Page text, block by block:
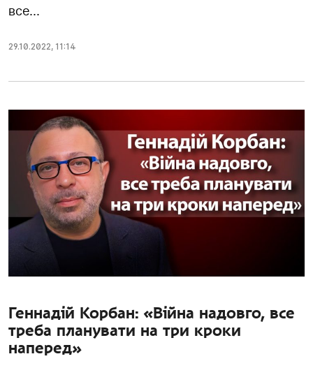
все...
29.10.2022, 11:14
Геннадій Корбан: «Війна надовго, все
треба планувати на три кроки
наперед»